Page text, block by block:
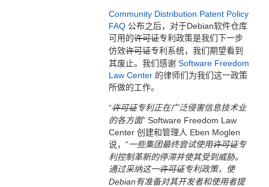
Community Distribution Patent Policy
FAQ 公布之后，对于Debian软件仓库
可用的许可证专利政策是我们下一步
仿效许可证专利系统，我们期望看到
其废止。我们感谢 Software Freedom
Law Center 的律师们为我们这一政策
所做的工作。
“许可证专利正在广泛侵害信息技术业
的各方面” Software Freedom Law
Center 创建和管理人 Eben Moglen
说，“一些集团最终尝试使用许可证专
利控制革新的停滞并使其受到威胁。
通过采纳这一许可证专利政策，使
Debian有准备对其开发者和使用者提